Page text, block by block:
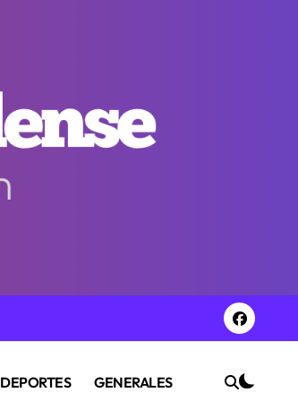
DEPORTES GENERALES